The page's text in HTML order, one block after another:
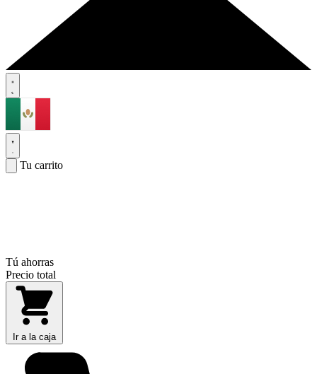
Tu carrito
Tú ahorras
Precio total
Ir a la caja